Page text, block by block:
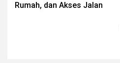
Rumah, dan Akses Jalan